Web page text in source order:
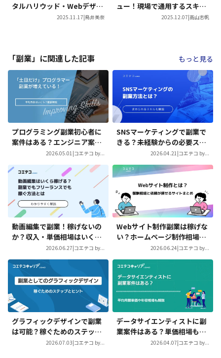
タルハリウッド・Webデザイ
ナー専攻『超実践プラン』の
2025.11.17|鳥井美奈
ュー！現場で通用するスキル
を実践型カリキュラムで習
2025.12.07|高山志帆
「副業」に関連した記事 もっと見る
プログラミング副業初心者に
案件はある？エンジニア案件
2026.05.01|コエテコ by...
SNSマーケティングで副業で
きる？未経験からの必要スキ
ルも徹底解説2026.04.21|コエテコ by...
動画編集で副業！稼げないの
か？収入・単価相場はいくら
なのか解説2026.06.27|コエテコ by...
Webサイト制作副業は稼げな
い？ホームページ制作相場も
2026.06.24|コエテコ by...
グラフィックデザインで副業
は可能？稼ぐためのステップ
を徹底解説2026.07.03|コエテコ by...
データサイエンティストに副
業案件はある？単価相場も徹
2026.04.07|コエテコ by...